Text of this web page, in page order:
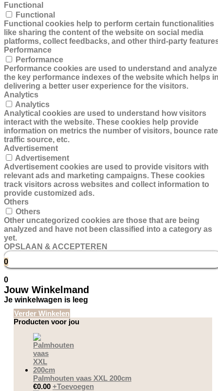
Functional
Functional
Functional cookies help to perform certain functionalities
like sharing the content of the website on social media
platforms, collect feedbacks, and other third-party
Performance
Performance
Performance cookies are used to understand and analyze
the key performance indexes of the website which helps
delivering a better user experience for the visitors.
Analytics
Analytics
Analytical cookies are used to understand how visitors
interact with the website. These cookies help provide
information on metrics the number of visitors, bounce
traffic source, etc.
Advertisement
Advertisement
Advertisement cookies are used to provide visitors with
relevant ads and marketing campaigns. These cookies
track visitors across websites and collect information to
provide customized ads.
Others
Others
Other uncategorized cookies are those that are being
analyzed and have not been classified into a category as
yet.
OPSLAAN & ACCEPTEREN
0
0
Jouw Winkelmand
Je winkelwagen is leeg
Verder Winkelen
Producten voor jou
Palmhouten vaas XXL 200cm
€0.00 +Toevoegen